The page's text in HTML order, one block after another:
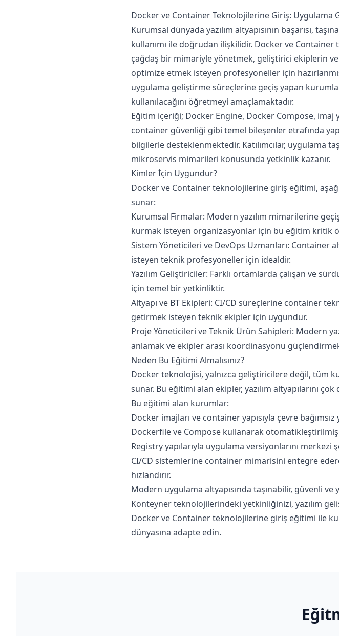
Docker ve Container Teknolojilerine Giriş: Uygulama
Kurumsal dünyada yazılım altyapısının başarısı,
kullanımı ile doğrudan ilişkilidir. Docker ve
çağdaş bir mimariyle yönetmek, geliştirici ekiplerin
optimize etmek isteyen profesyoneller için
uygulama geliştirme süreçlerine geçiş yapan
kullanılacağını öğretmeyi amaçlamaktadır.
Eğitim içeriği; Docker Engine, Docker Compose,
container güvenliği gibi temel bileşenler etrafında
bilgilerle desteklenmektedir. Katılımcılar, uygulama
mikroservis mimarileri konusunda yetkinlik kazanır.
Kimler İçin Uygundur?
Docker ve Container teknolojilerine giriş eğitimi,
sunar:
Kurumsal Firmalar: Modern yazılım mimarilerine
kurmak isteyen organizasyonlar için bu eğitim kritik
Sistem Yöneticileri ve DevOps Uzmanları: Container
isteyen teknik profesyoneller için idealdir.
Yazılım Geliştiriciler: Farklı ortamlarda çalışan ve
için temel bir yetkinliktir.
Altyapı ve BT Ekipleri: CI/CD süreçlerine container
getirmek isteyen teknik ekipler için uygundur.
Proje Yöneticileri ve Teknik Ürün Sahipleri: Modern
anlamak ve ekipler arası koordinasyonu
Neden Bu Eğitimi Almalısınız?
Docker teknolojisi, yalnızca geliştiricilere değil, tüm
sunar. Bu eğitimi alan ekipler, yazılım altyapılarını
Bu eğitimi alan kurumlar:
Docker imajları ve container yapısıyla çevre bağımsız
Dockerfile ve Compose kullanarak
Registry yapılarıyla uygulama versiyonlarını merkezi
CI/CD sistemlerine container mimarisini entegre
hızlandırır.
Modern uygulama altyapısında taşınabilir, güvenli ve
Konteyner teknolojilerindeki yetkinliğinizi, yazılım
Docker ve Container teknolojilerine giriş eğitimi ile
dünyasına adapte edin.